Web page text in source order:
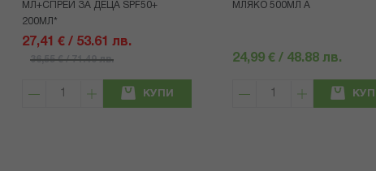
МЛ+СПРЕЙ ЗА ДЕЦА SPF50+
200МЛ*
27,41 € / 53.61 лв.
36,55 € / 71.49 лв.
КУПИ
МЛЯКО 500МЛ A
24,99 € / 48.88 лв.